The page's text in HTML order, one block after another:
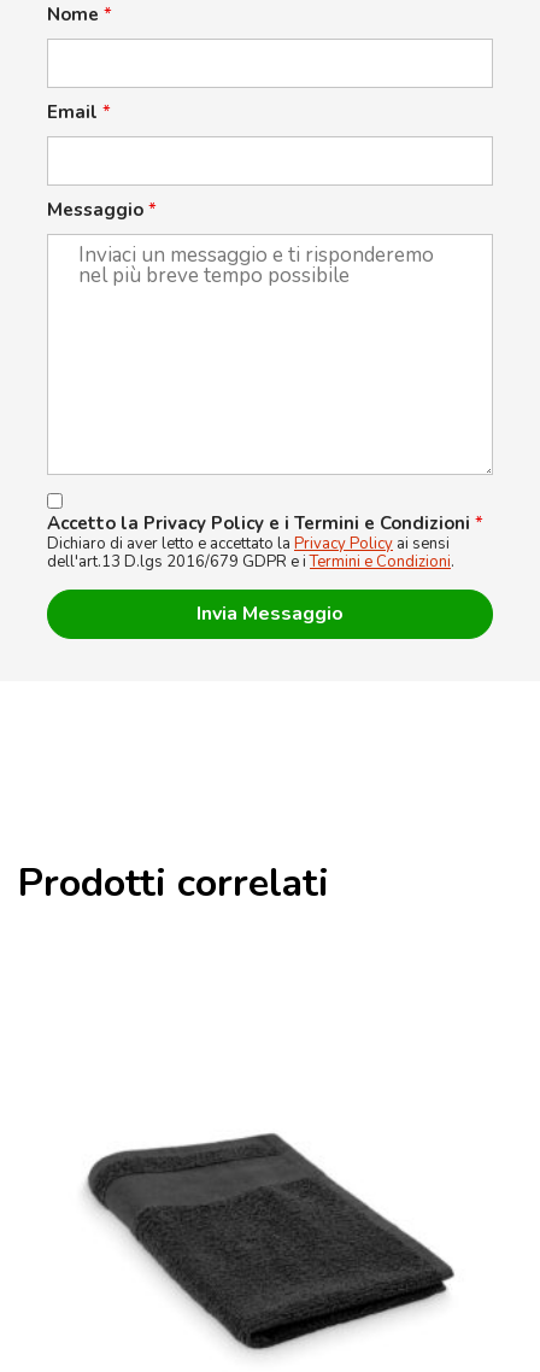
Nome *
Email *
Messaggio *
Accetto la Privacy Policy e i Termini e Condizioni *
Dichiaro di aver letto e accettato la Privacy Policy ai sensi
dell'art.13 D.lgs 2016/679 GDPR e iTermini e Condizioni.
Prodotti correlati